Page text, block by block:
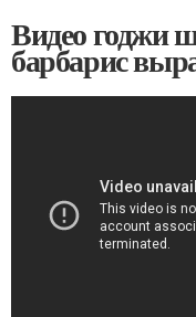
Видео годжи
барбарис